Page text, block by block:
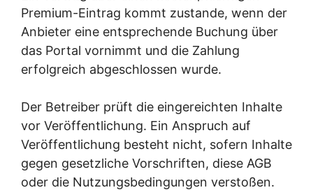
Premium-Eintrag kommt zustande, wenn der
Anbieter eine entsprechende Buchung über
das Portal vornimmt und die Zahlung
erfolgreich abgeschlossen wurde.
Der Betreiber prüft die eingereichten Inhalte
vor Veröffentlichung. Ein Anspruch auf
Veröffentlichung besteht nicht, sofern Inhalte
gegen gesetzliche Vorschriften, diese AGB
oder die Nutzungsbedingungen verstoßen.